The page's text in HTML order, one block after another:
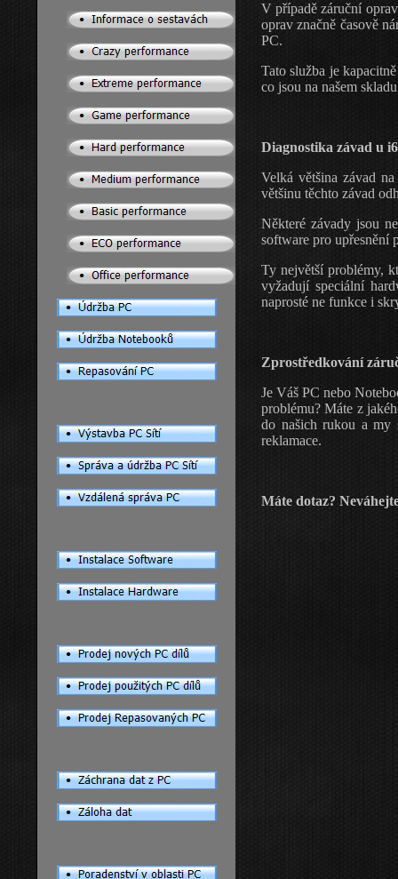
V případě záruční
oprav značně časově
PC.
Tato služba je
co jsou na našem
Diagnostika závad u
Velká většina závad
většinu těchto závad
Některé závady jsou
software pro upřesnění
Ty největší problémy,
vyžadují speciální
naprosté ne funkce i
Zprostředkování
Je Váš PC nebo
problému? Máte z
do našich rukou a my
reklamace.
Máte dotaz?